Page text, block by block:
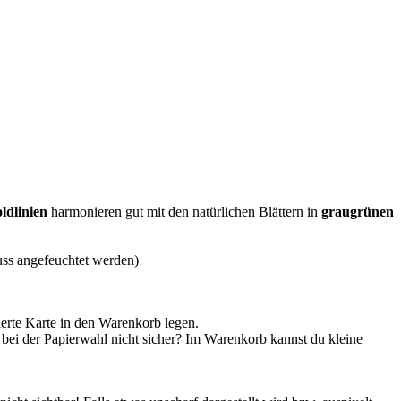
harmonieren gut mit den natürlichen Blättern in graugrünen
angefeuchtet werden)
Karte in den Warenkorb legen.
der Papierwahl nicht sicher? Im Warenkorb kannst du kleine